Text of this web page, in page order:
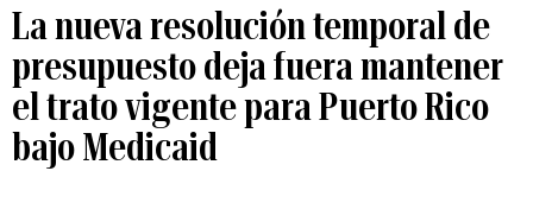
La nueva resolución temporal de
presupuesto deja fuera mantener
el trato vigente para Puerto Rico
bajo Medicaid